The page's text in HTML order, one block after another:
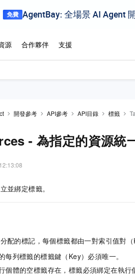
開發參考 API參考 API目錄 標籤
- 為指定的資源統
並綁定標籤。
配的標記，每個標籤都由一對索引值對
每列標籤的標籤鍵（Key）必須唯一。
個體的空標籤存在，標籤必須綁定在執行